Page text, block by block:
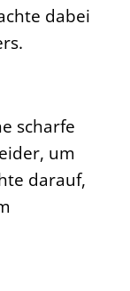
dabei
scharfe
um
darauf,